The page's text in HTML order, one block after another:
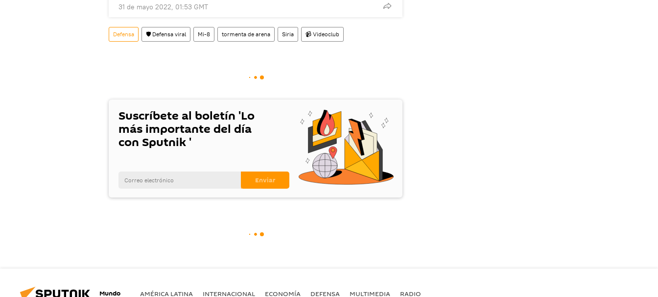
31 de mayo 2022, 01:53 GMT
Defensa 🛡️ Defensa viral Mi-8 tormenta de arena Siria 📹 Videoclub
Suscríbete al boletín 'Lo
más importante del día
con Sputnik '
Mundo AMÉRICA LATINA INTERNACIONAL ECONOMÍA DEFENSA MULTIMEDIA RADIO